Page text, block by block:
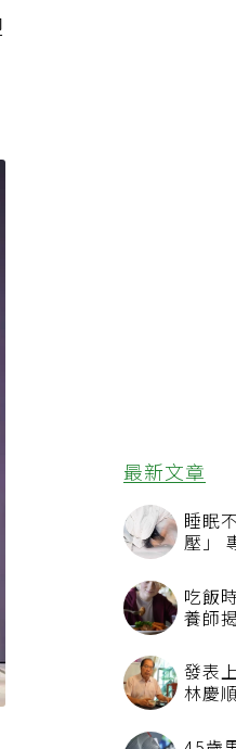
最新文章
睡眠
壓」
吃飯
養師
發表
林慶